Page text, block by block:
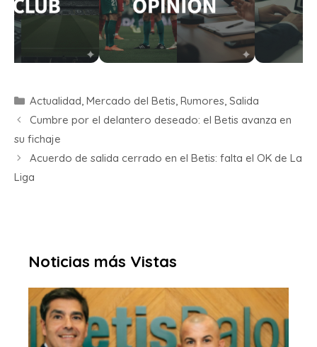
Actualidad, Mercado del Betis, Rumores, Salida
Cumbre por el delantero deseado: el Betis avanza en
su fichaje
Acuerdo de salida cerrado en el Betis: falta el OK de La
Liga
Noticias más Vistas